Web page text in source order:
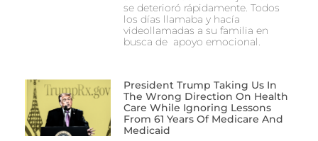
se deterioró rápidamente. Todos
los días llamaba y hacía
videollamadas a su familia en
busca de apoyo emocional.
President Trump Taking Us In
The Wrong Direction On Health
Care While Ignoring Lessons
From 61 Years Of Medicare And
Medicaid